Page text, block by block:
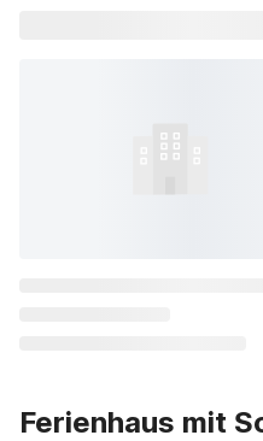
Ferienhaus mit